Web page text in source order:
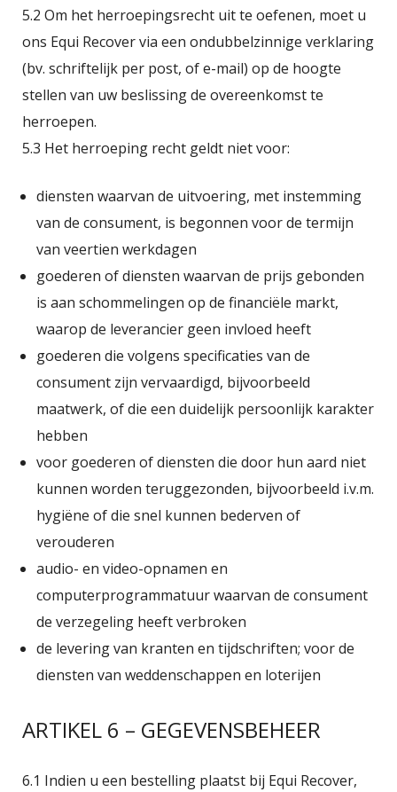
5.2 Om het herroepingsrecht uit te oefenen, moet u
ons Equi Recover via een ondubbelzinnige verklaring
(bv. schriftelijk per post, of e-mail) op de hoogte
stellen van uw beslissing de overeenkomst te
herroepen.
5.3 Het herroeping recht geldt niet voor:
diensten waarvan de uitvoering, met instemming
van de consument, is begonnen voor de termijn
van veertien werkdagen
goederen of diensten waarvan de prijs gebonden
is aan schommelingen op de financiële markt,
waarop de leverancier geen invloed heeft
goederen die volgens specificaties van de
consument zijn vervaardigd, bijvoorbeeld
maatwerk, of die een duidelijk persoonlijk karakter
hebben
voor goederen of diensten die door hun aard niet
kunnen worden teruggezonden, bijvoorbeeld i.v.m.
hygiëne of die snel kunnen bederven of
verouderen
audio- en video-opnamen en
computerprogrammatuur waarvan de consument
de verzegeling heeft verbroken
de levering van kranten en tijdschriften; voor de
diensten van weddenschappen en loterijen
ARTIKEL 6 – GEGEVENSBEHEER
6.1 Indien u een bestelling plaatst bij Equi Recover,